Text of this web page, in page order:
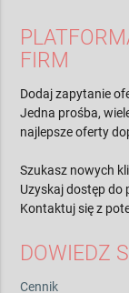
FIRM
Dodaj zapytanie
Jedna prośba,
najlepsze oferty
Uzyskaj dostęp do
Kontaktuj się z